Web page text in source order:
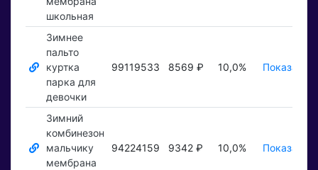
школьная
Зимнее
пальто
куртка
парка для
девочки
99119533 8569 ₽ 10,0% Показать ₽
Зимний
комбинезон
мальчику
мембрана
94224159 9342 ₽ 10,0% Показать ₽